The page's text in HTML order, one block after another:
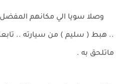
وصلا سويا الي مكانهم
.. هبط ( سليم ) من سيارته ..
ماتلحق به .